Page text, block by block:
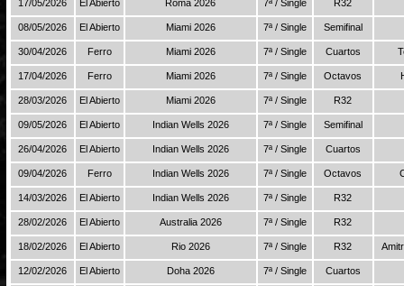
17/05/2026 El Abierto Roma 2026 7ª / Single R32
08/05/2026 El Abierto Miami 2026 7ª / Single Semifinal
30/04/2026 Ferro Miami 2026 7ª / Single Cuartos
17/04/2026 Ferro Miami 2026 7ª / Single Octavos
28/03/2026 El Abierto Miami 2026 7ª / Single R32
09/05/2026 El Abierto Indian Wells 2026 7ª / Single Semifinal
26/04/2026 El Abierto Indian Wells 2026 7ª / Single Cuartos
09/04/2026 Ferro Indian Wells 2026 7ª / Single Octavos
14/03/2026 El Abierto Indian Wells 2026 7ª / Single R32
28/02/2026 El Abierto Australia 2026 7ª / Single R32
18/02/2026 El Abierto Rio 2026 7ª / Single R32
12/02/2026 El Abierto Doha 2026 7ª / Single Cuartos